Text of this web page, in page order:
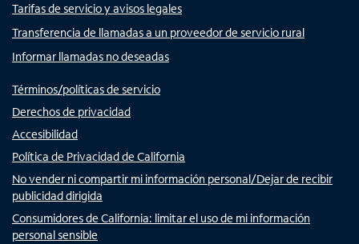
Tarifas de servicio y avisos legales
Transferencia de llamadas a un proveedor de servicio rural
Informar llamadas no deseadas
Términos/políticas de servicio
Derechos de privacidad
Accesibilidad
Política de Privacidad de California
No vender ni compartir mi información personal/Dejar de recibir
publicidad dirigida
Consumidores de California: limitar el uso de mi información
personal sensible